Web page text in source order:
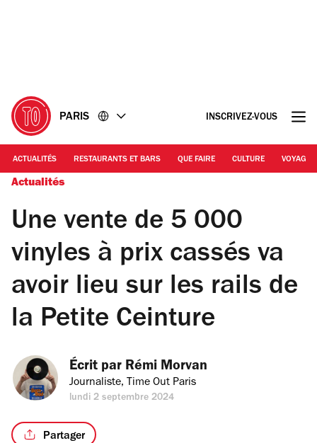
PARIS INSCRIVEZ-VOUS
ACTUALITÉS RESTAURANTS ET BARS QUE FAIRE CULTURE VOYAGE
Actualités
Une vente de 5 000
vinyles à prix cassés va
avoir lieu sur les rails de
la Petite Ceinture
Écrit par Rémi Morvan
Journaliste, Time Out Paris
lundi 2 septembre 2024
Partager